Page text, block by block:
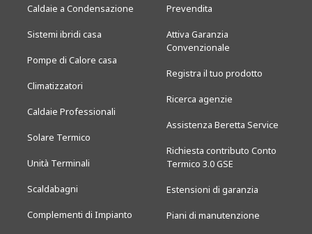
Caldaie a Condensazione
Sistemi ibridi casa
Pompe di Calore casa
Climatizzatori
Caldaie Professionali
Solare Termico
Unità Terminali
Scaldabagni
Complementi di Impianto
Prevendita
Attiva Garanzia
Convenzionale
Registra il tuo prodotto
Ricerca agenzie
Assistenza Beretta Service
Richiesta contributo Conto
Termico 3.0 GSE
Estensioni di garanzia
Piani di manutenzione